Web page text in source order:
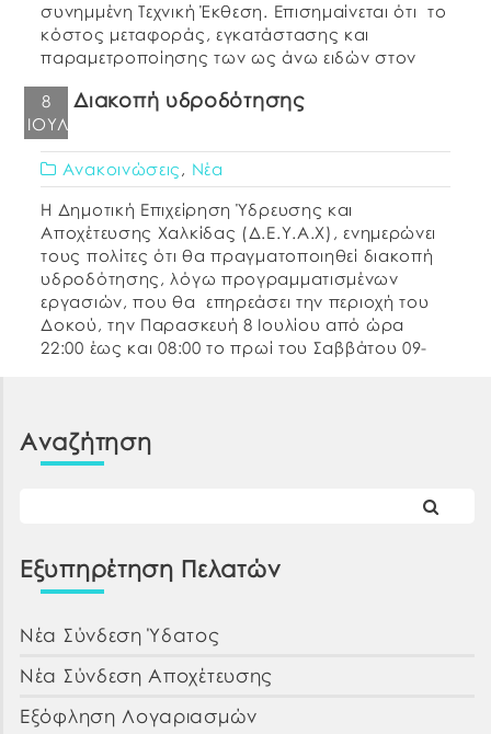
συνημμένη Τεχνική Έκθεση. Επισημαίνεται ότι το
κόστος μεταφοράς, εγκατάστασης και
παραμετροποίησης των ως άνω ειδών στον
Προμηθευτή. Σε εφαρμογή της παρ. 9 του
άρθρου […]
8
ΙΟΎΛ
Διακοπή υδροδότησης
Ανακοινώσεις , Νέα
Η Δημοτική Επιχείρηση Ύδρευσης και
Αποχέτευσης Χαλκίδας (Δ.Ε.Υ.Α.Χ), ενημερώνει
τους πολίτες ότι θα πραγματοποιηθεί διακοπή
υδροδότησης, λόγω προγραμματισμένων
εργασιών, που θα επηρεάσει την περιοχή του
Δοκού, την Παρασκευή 8 Ιουλίου από ώρα
22:00 έως και 08:00 το πρωί του Σαββάτου 09-
Αναζήτηση
Εξυπηρέτηση Πελατών
Νέα Σύνδεση Ύδατος
Νέα Σύνδεση Αποχέτευσης
Εξόφληση Λογαριασμών